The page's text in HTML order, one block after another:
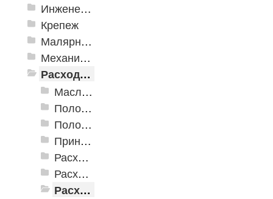
Инженерная сантехника и инструменты
Крепеж
Малярно-штукатурные инструменты
Механизированные инструменты
Расходные инструменты
Масла и смазки
Полотна для лобзиков и сабельных пил
Полотна для реноватора
Принадлежности для сварочных работ
Расходные абразивные инструменты
Расходные инструменты для шуруповертов и гайковертов
Расходные инструменты по бетону